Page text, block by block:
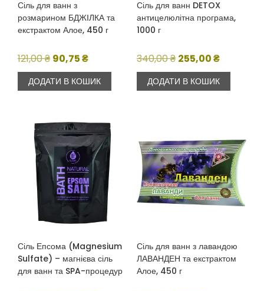
Сіль для ванн з
розмарином БДЖІЛКА та
екстрактом Алое, 450 г
121,00₴ Оригінальна
ціна:
121,00 ₴.
90,75₴Поточна
ціна:
90,75 ₴.
ДОДАТИ В КОШИК
Сіль для ванн DETOX
антицелюлітна програма,
1000 г
340,00₴ Оригінальна
ціна:
340,00 ₴.
255,00₴Поточна
ціна:
255,00 ₴.
ДОДАТИ В КОШИК
Сіль Епсома (Magnesium
Sulfate) – магнієва сіль
для ванн та SPA-процедур
Сіль для ванн з лавандою
ЛАВАНДЕН та екстрактом
Алое, 450 г